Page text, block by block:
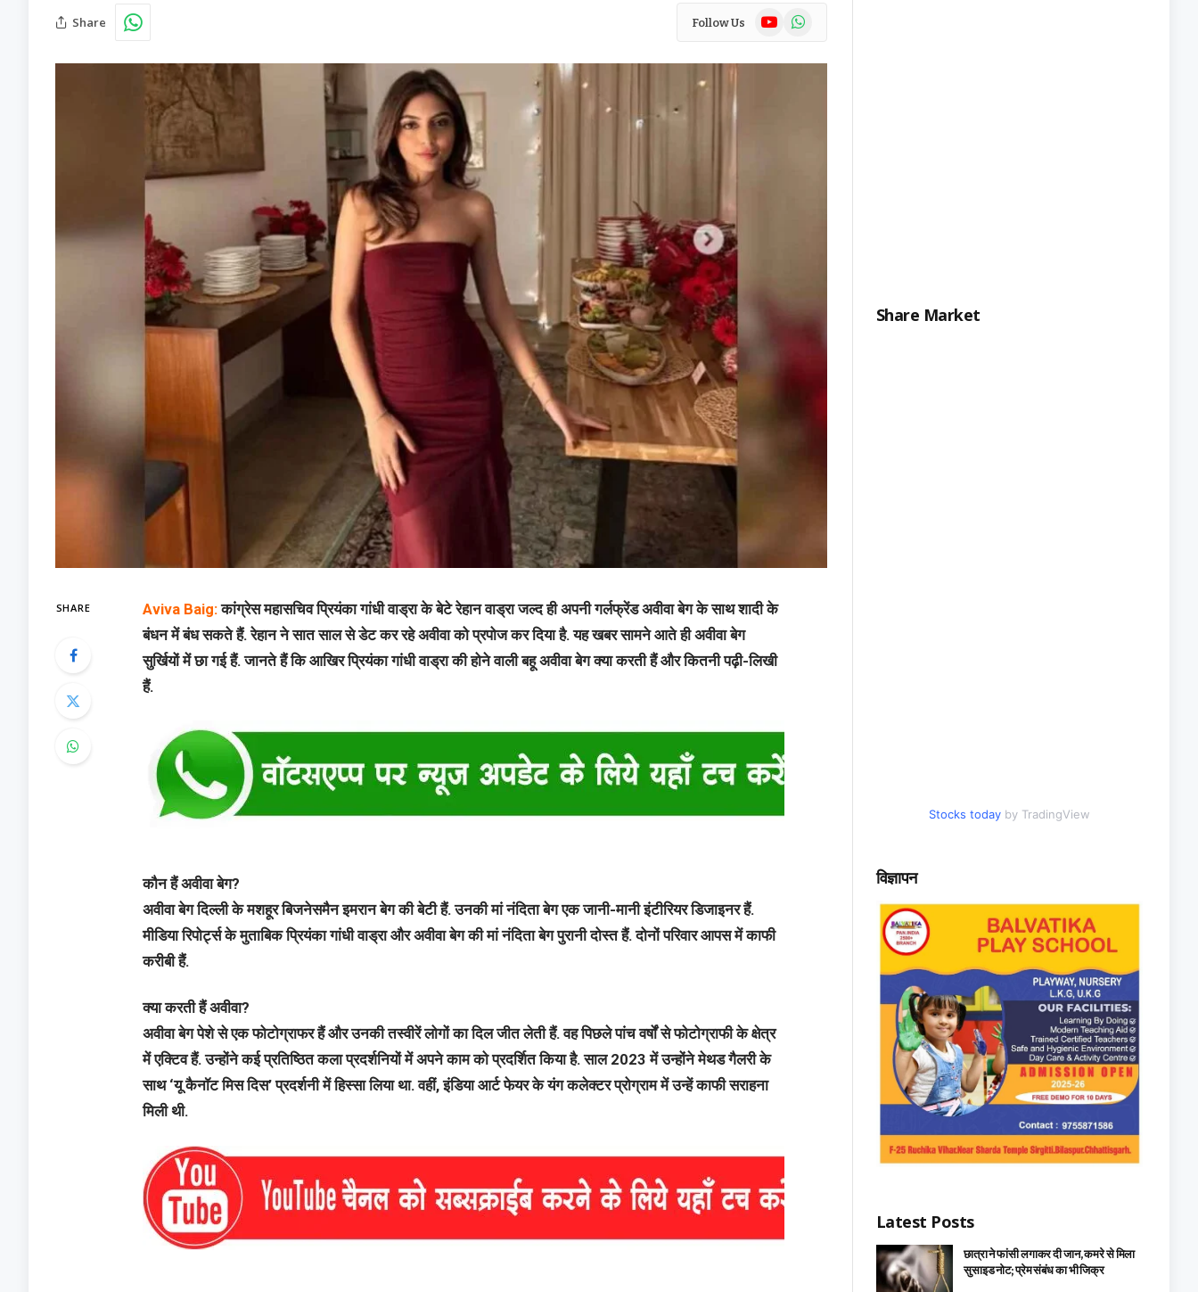
Share Follow Us YouTubeWhatsApp
SHARE Aviva Baig:कांग्रेस महासचिव प्रियंका गांधी वाड्रा के बेटे रेहान वाड्रा जल्द ही अपनी गर्लफ्रेंड अवीवा बेग के साथ शादी के
बंधन में बंध सकते हैं. रेहान ने सात साल से डेट कर रहे अवीवा को प्रपोज कर दिया है. यह खबर सामने आते ही अवीवा बेग
सुर्खियों में छा गई हैं. जानते हैं कि आखिर प्रियंका गांधी वाड्रा की होने वाली बहू अवीवा बेग क्या करती हैं और कितनी पढ़ी-लिखी
हैं.
कौन हैं अवीवा बेग?
अवीवा बेग दिल्ली के मशहूर बिजनेसमैन इमरान बेग की बेटी हैं. उनकी मां नंदिता बेग एक जानी-मानी इंटीरियर डिजाइनर हैं.
मीडिया रिपोर्ट्स के मुताबिक प्रियंका गांधी वाड्रा और अवीवा बेग की मां नंदिता बेग पुरानी दोस्त हैं. दोनों परिवार आपस में काफी
करीबी हैं.
क्या करती हैं अवीवा?
अवीवा बेग पेशे से एक फोटोग्राफर हैं और उनकी तस्वीरें लोगों का दिल जीत लेती हैं. वह पिछले पांच वर्षों से फोटोग्राफी के क्षेत्र
में एक्टिव हैं. उन्होंने कई प्रतिष्ठित कला प्रदर्शनियों में अपने काम को प्रदर्शित किया है. साल 2023 में उन्होंने मेथड गैलरी के
साथ ‘यू कैनॉट मिस दिस’ प्रदर्शनी में हिस्सा लिया था. वहीं, इंडिया आर्ट फेयर के यंग कलेक्टर प्रोग्राम में उन्हें काफी सराहना
मिली थी.
Share Market
Stocks today by TradingView
विज्ञापन
Latest Posts
छात्रा ने फांसी लगाकर दी जान, कमरे से मिला
सुसाइड नोट; प्रेम संबंध का भी जिक्र